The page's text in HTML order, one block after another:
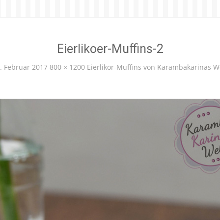
Eierlikoer-Muffins-2
Februar 2017 800 × 1200 Eierlikör-Muffins von Karambakarinas